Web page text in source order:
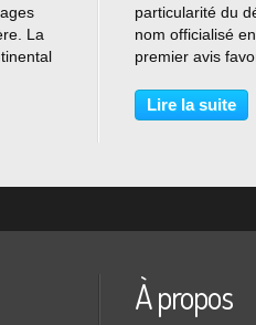
La
particularité du
nom officialisé
premier avis
le défaut de la
où le cerveau
Lire la suite
À propos